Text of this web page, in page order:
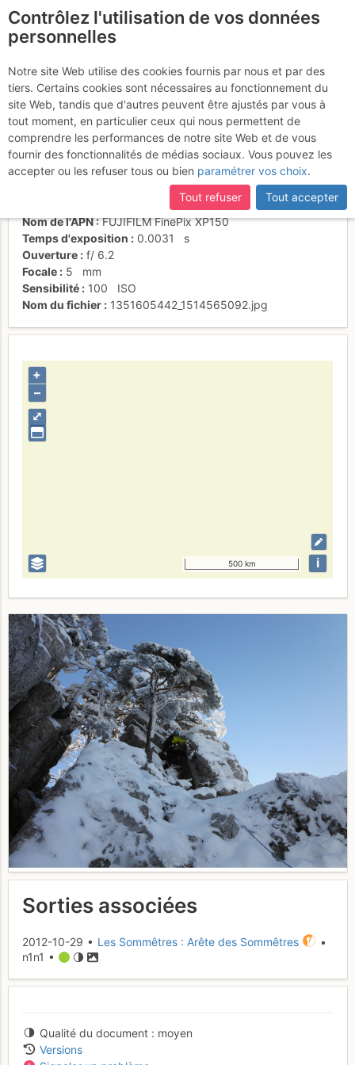
Dans les 1ers ressauts
Activités
Date/heure
26 déc. 2012 23:53
Contributeur
n1n1
individuel (CC by-nc-nd)
Nom de l'APN
FUJIFILM FinePix XP150
Temps d'exposition
0.0031
s
Ouverture
f/ 6.2
Focale
5
mm
Sensibilité
100
ISO
Nom du fichier
1351605442_1514565092.jpg
⤢
+
–
500 km i
Sorties associées
2012-10-29 • Les Sommêtres : Arête des Sommêtres
•
n1n1 •
Qualité du document
moyen
Versions
Contrôlez l'utilisation de vos données
personnelles
Notre site Web utilise des cookies fournis par nous et par des
tiers. Certains cookies sont nécessaires au fonctionnement du
site Web, tandis que d'autres peuvent être ajustés par vous à
tout moment, en particulier ceux qui nous permettent de
comprendre les performances de notre site Web et de vous
fournir des fonctionnalités de médias sociaux. Vous pouvez les
accepter ou les refuser tous ou bien paramétrer vos choix.
Tout refuser
Tout accepter